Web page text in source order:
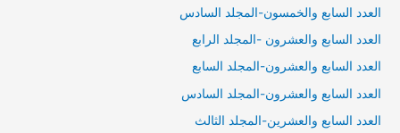
العدد السابع والخمسون-المجلد السادس
العدد السابع والعشرون -المجلد الرابع
العدد السابع والعشرون-المجلد السابع
العدد السابع والعشرون-المجلد السادس
العدد السابع والعشرين-المجلد الثالث